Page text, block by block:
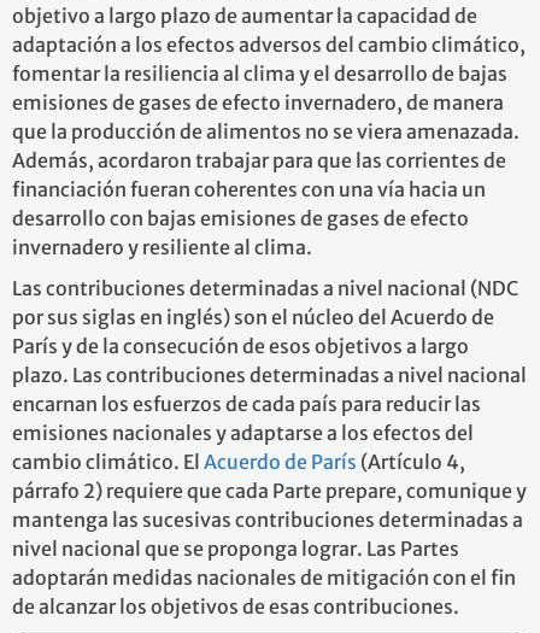
objetivo a largo plazo de aumentar la capacidad de
adaptación a los efectos adversos del cambio climático,
fomentar la resiliencia al clima y el desarrollo de bajas
emisiones de gases de efecto invernadero, de manera
que la producción de alimentos no se viera amenazada.
Además, acordaron trabajar para que las corrientes de
financiación fueran coherentes con una vía hacia un
desarrollo con bajas emisiones de gases de efecto
invernadero y resiliente al clima.
Las contribuciones determinadas a nivel nacional (NDC
por sus siglas en inglés) son el núcleo del Acuerdo de
París y de la consecución de esos objetivos a largo
plazo. Las contribuciones determinadas a nivel nacional
encarnan los esfuerzos de cada país para reducir las
emisiones nacionales y adaptarse a los efectos del
cambio climático. El Acuerdo de París (Artículo 4,
párrafo 2) requiere que cada Parte prepare, comunique y
mantenga las sucesivas contribuciones determinadas a
nivel nacional que se proponga lograr. Las Partes
adoptarán medidas nacionales de mitigación con el fin
de alcanzar los objetivos de esas contribuciones.